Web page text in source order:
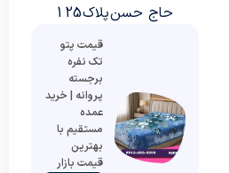
حاج حسن پلاک 125
قیمت پتو
تک نفره
برجسته
پروانه | خرید
عمده
مستقیم با
بهترین
قیمت بازار